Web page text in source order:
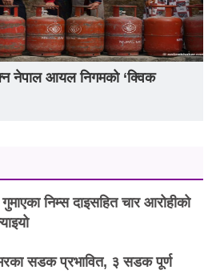
नेपाल आयल निगमको ‘क्विक
निम्स दाइसहित चार आरोहीको
सडक प्रभावित, ३ सडक पूर्ण